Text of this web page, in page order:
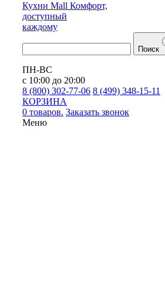
Кухни Mall Комфорт,
доступный
каждому
Поиск
ПН-ВС
с 10:00 до 20:00
8 (800) 302-77-06 8 (499) 348-15-11
КОРЗИНА
0 товаров. Заказать звонок
Меню